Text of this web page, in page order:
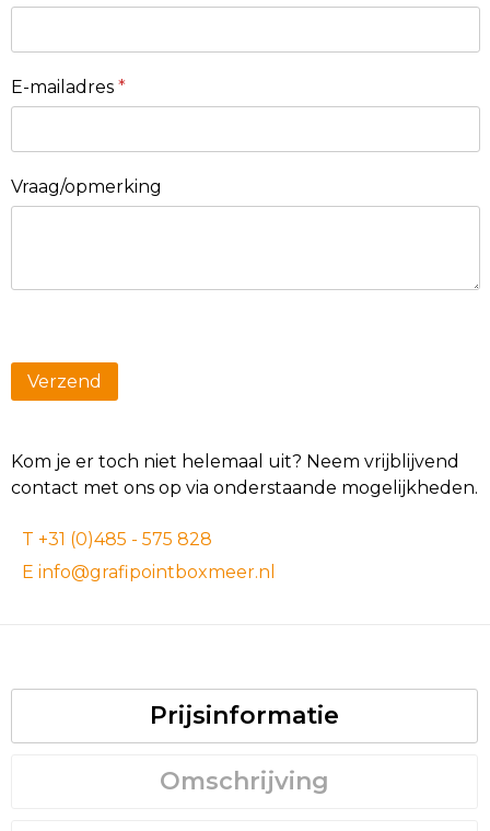
E-mailadres *
Vraag/opmerking
Kom je er toch niet helemaal uit? Neem vrijblijvend
contact met ons op via onderstaande mogelijkheden.
T +31 (0)485 - 575 828
E info@grafipointboxmeer.nl
Prijsinformatie
Omschrijving